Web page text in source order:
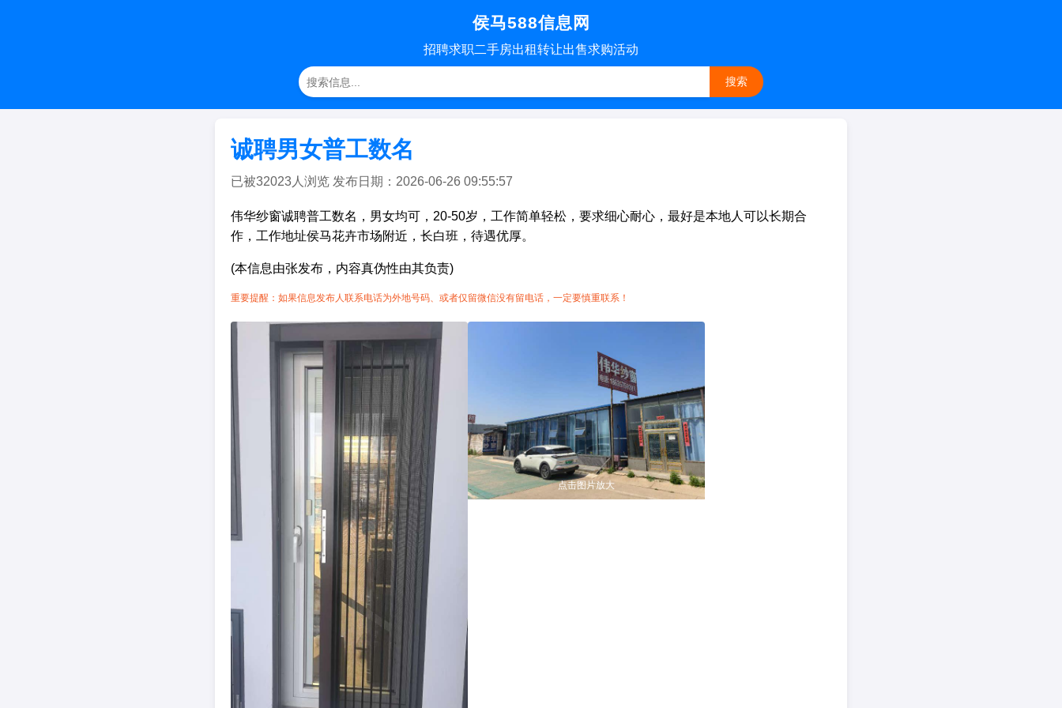
侯马588信息网
招聘求职二手房出租转让出售求购活动
搜索
诚聘男女普工数名
已被32023人浏览 发布日期：2026-06-26 09:55:57
伟华纱窗诚聘普工数名，男女均可，20-50岁，工作简单轻松，要求细心耐心，最好是本地人可以长期合
作，工作地址侯马花卉市场附近，长白班，待遇优厚。
(本信息由张发布，内容真伪性由其负责)
重要提醒：如果信息发布人联系电话为外地号码、或者仅留微信没有留电话，一定要慎重联系！
点击图片放大